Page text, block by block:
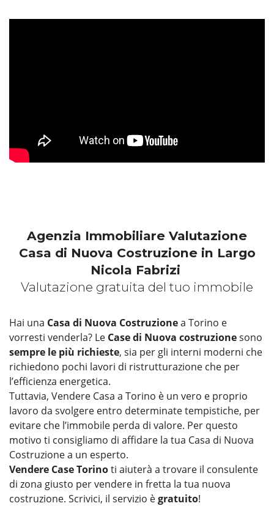
Agenzia Immobiliare Valutazione
Casa di Nuova Costruzione in Largo
Nicola Fabrizi
Valutazione gratuita del tuo immobile
Hai una Casa di Nuova Costruzionea Torino e
vorresti venderla? Le Case di Nuova costruzionesono
sempre le più richieste, sia per gli interni moderni che
richiedono pochi lavori di ristrutturazione che per
l’efficienza energetica.
Tuttavia, Vendere Casa a Torino è un vero e proprio
lavoro da svolgere entro determinate tempistiche, per
evitare che l’immobile perda di valore. Per questo
motivo ti consigliamo di affidare la tua Casa di Nuova
Costruzione a un esperto.
Vendere Case Torinoti aiuterà a trovare il consulente
di zona giusto per vendere in fretta la tua nuova
costruzione. Scrivici, il servizio ègratuito!